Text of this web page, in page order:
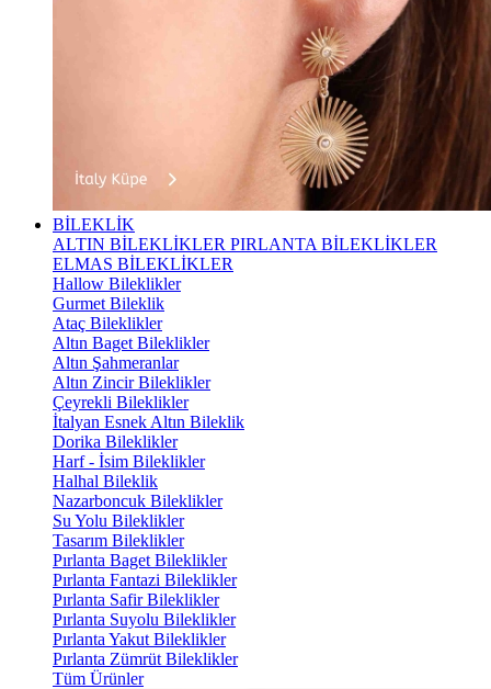
BİLEKLİK
ALTIN BİLEKLİKLER PIRLANTA BİLEKLİKLER
ELMAS BİLEKLİKLER
Hallow Bileklikler
Gurmet Bileklik
Ataç Bileklikler
Altın Baget Bileklikler
Altın Şahmeranlar
Altın Zincir Bileklikler
Çeyrekli Bileklikler
İtalyan Esnek Altın Bileklik
Dorika Bileklikler
Harf - İsim Bileklikler
Halhal Bileklik
Nazarboncuk Bileklikler
Su Yolu Bileklikler
Tasarım Bileklikler
Pırlanta Baget Bileklikler
Pırlanta Fantazi Bileklikler
Pırlanta Safir Bileklikler
Pırlanta Suyolu Bileklikler
Pırlanta Yakut Bileklikler
Pırlanta Zümrüt Bileklikler
Tüm Ürünler